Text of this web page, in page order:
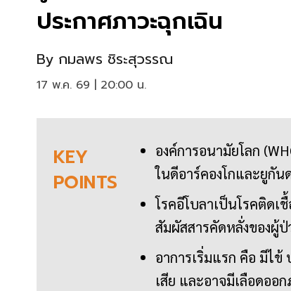
ประกาศภาวะฉุกเฉิน
By กมลพร ชิระสุวรรณ
17 พ.ค. 69 | 20:00 น.
KEY
POINTS
องค์การอนามัยโลก
ในดีอาร์คองโกและยูกั
โรคอีโบลาเป็นโรคติด
สัมผัสสารคัดหลั่งของผู้ป่
อาการเริ่มแรก คือ มีไ
เสีย และอาจมีเลือดออ